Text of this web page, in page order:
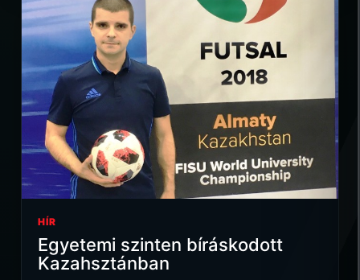
HÍR
Egyetemi szinten bíráskodott
Kazahsztánban